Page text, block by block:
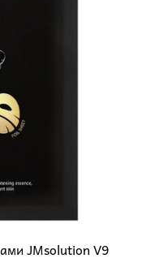
JMsolution V9